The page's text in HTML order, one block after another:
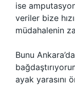
ise
veriler bize
müdahalenin
Bunu
ayak yarasını